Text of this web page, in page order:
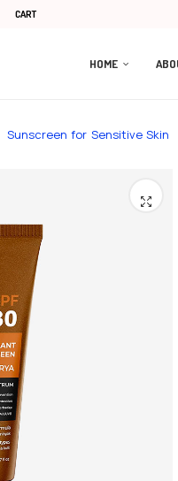
CART
HOME
Sunscreen for Sensitive Skin